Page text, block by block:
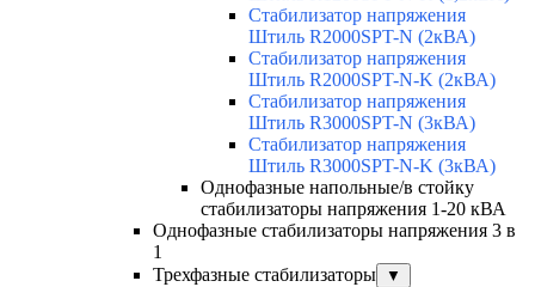
Стабилизатор напряжения
Штиль R2000SPT-N (2кВА)
Стабилизатор напряжения
Штиль R2000SPT-N-K (2кВА)
Стабилизатор напряжения
Штиль R3000SPT-N (3кВА)
Стабилизатор напряжения
Штиль R3000SPT-N-K (3кВА)
Однофазные напольные/в стойку
стабилизаторы напряжения 1-20 кВА
Однофазные стабилизаторы напряжения 3 в
1
Трехфазные стабилизаторы
▼